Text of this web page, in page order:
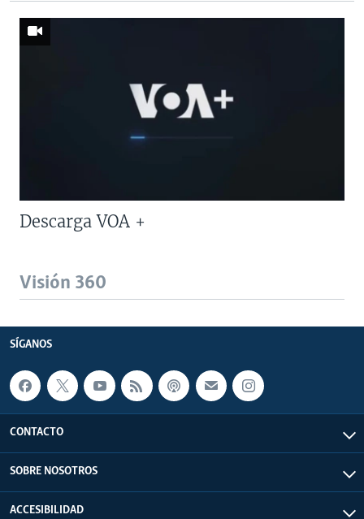
Descarga VOA +
Visión 360
SÍGANOS
CONTACTO
SOBRE NOSOTROS
ACCESIBILIDAD